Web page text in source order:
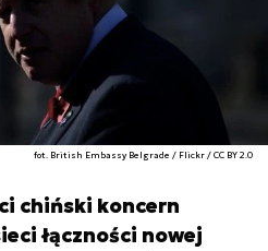
fot. British Embassy Belgrade / Flickr / CC BY 2.0
chiński koncern
łączności nowej